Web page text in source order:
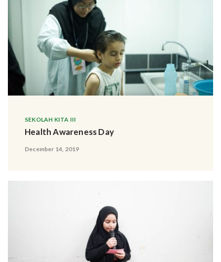
SEKOLAH KITA III
Health Awareness Day
December 14, 2019